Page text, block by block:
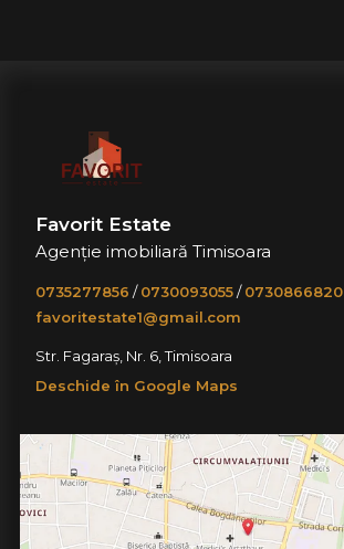
Favorit Estate
Agenție imobiliară Timisoara
0735277856 /0730093055/0730866820
favoritestate1@gmail.com
Str. Fagaraș, Nr. 6, Timisoara
Deschide în Google Maps